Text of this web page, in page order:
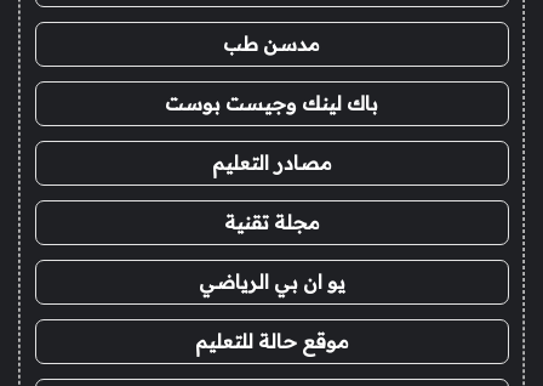
مدسن طب
باك لينك وجيست بوست
مصادر التعليم
مجلة تقنية
يو ان بي الرياضي
موقع حالة للتعليم